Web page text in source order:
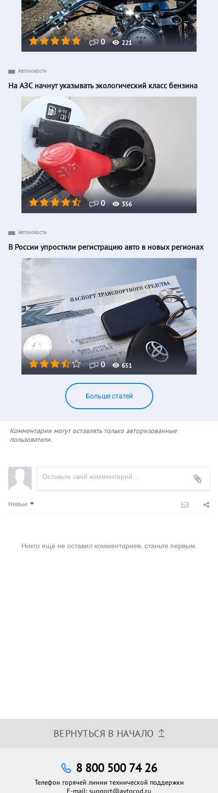
0 221
0 356
Автоновости
На АЗС начнут указывать экологический класс бензина
0 651
Автоновости
В России упростили регистрацию авто в новых регионах
Больше статей
Комментарии могут оставлять только авторизованные
пользователи.
Новые
Никто ещё не оставил комментариев, станьте первым.
ВЕРНУТЬСЯ В НАЧАЛО
8 800 500 74 26
Телефон горячей линии технической поддержки
E-mail: support@avtocod.ru